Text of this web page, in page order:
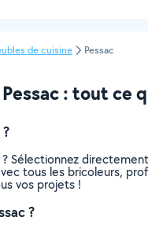
de cuisine Pessac
: tout ce
Sélectionnez
tous les bricoleurs,
vos projets !
?